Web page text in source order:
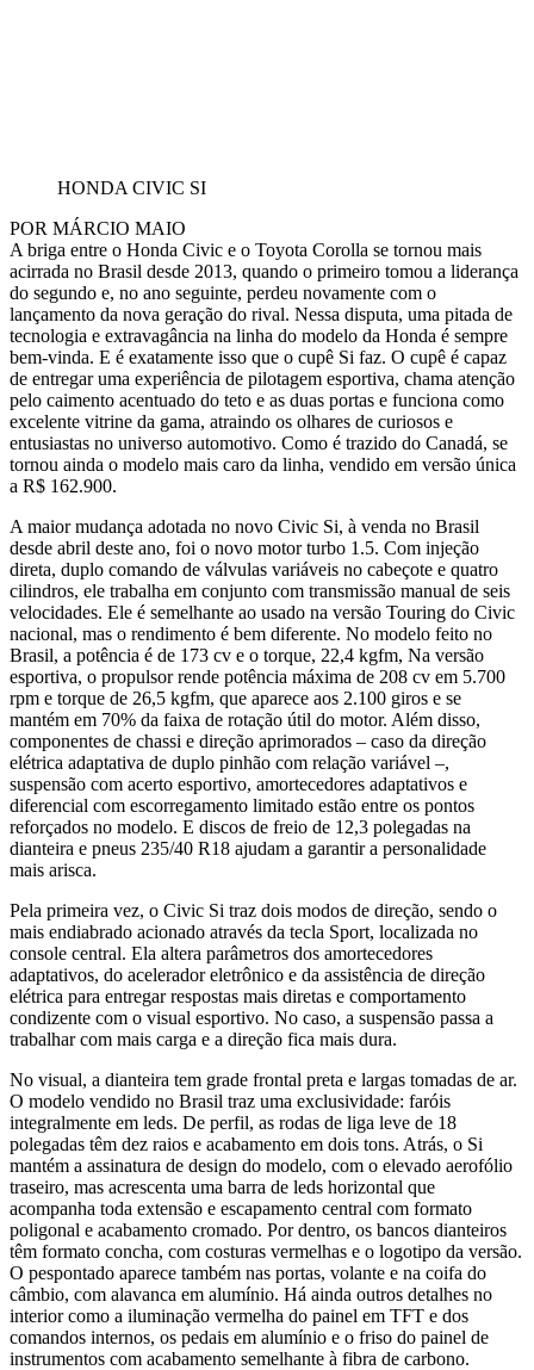
HONDA CIVIC SI
POR MÁRCIO MAIO
A briga entre o Honda Civic e o Toyota Corolla se tornou mais
acirrada no Brasil desde 2013, quando o primeiro tomou a liderança
do segundo e, no ano seguinte, perdeu novamente com o
lançamento da nova geração do rival. Nessa disputa, uma pitada de
tecnologia e extravagância na linha do modelo da Honda é sempre
bem-vinda. E é exatamente isso que o cupê Si faz. O cupê é capaz
de entregar uma experiência de pilotagem esportiva, chama atenção
pelo caimento acentuado do teto e as duas portas e funciona como
excelente vitrine da gama, atraindo os olhares de curiosos e
entusiastas no universo automotivo. Como é trazido do Canadá, se
tornou ainda o modelo mais caro da linha, vendido em versão única
a R$ 162.900.
A maior mudança adotada no novo Civic Si, à venda no Brasil
desde abril deste ano, foi o novo motor turbo 1.5. Com injeção
direta, duplo comando de válvulas variáveis no cabeçote e quatro
cilindros, ele trabalha em conjunto com transmissão manual de seis
velocidades. Ele é semelhante ao usado na versão Touring do Civic
nacional, mas o rendimento é bem diferente. No modelo feito no
Brasil, a potência é de 173 cv e o torque, 22,4 kgfm, Na versão
esportiva, o propulsor rende potência máxima de 208 cv em 5.700
rpm e torque de 26,5 kgfm, que aparece aos 2.100 giros e se
mantém em 70% da faixa de rotação útil do motor. Além disso,
componentes de chassi e direção aprimorados – caso da direção
elétrica adaptativa de duplo pinhão com relação variável –,
suspensão com acerto esportivo, amortecedores adaptativos e
diferencial com escorregamento limitado estão entre os pontos
reforçados no modelo. E discos de freio de 12,3 polegadas na
dianteira e pneus 235/40 R18 ajudam a garantir a personalidade
mais arisca.
Pela primeira vez, o Civic Si traz dois modos de direção, sendo o
mais endiabrado acionado através da tecla Sport, localizada no
console central. Ela altera parâmetros dos amortecedores
adaptativos, do acelerador eletrônico e da assistência de direção
elétrica para entregar respostas mais diretas e comportamento
condizente com o visual esportivo. No caso, a suspensão passa a
trabalhar com mais carga e a direção fica mais dura.
No visual, a dianteira tem grade frontal preta e largas tomadas de ar.
O modelo vendido no Brasil traz uma exclusividade: faróis
integralmente em leds. De perfil, as rodas de liga leve de 18
polegadas têm dez raios e acabamento em dois tons. Atrás, o Si
mantém a assinatura de design do modelo, com o elevado aerofólio
traseiro, mas acrescenta uma barra de leds horizontal que
acompanha toda extensão e escapamento central com formato
poligonal e acabamento cromado. Por dentro, os bancos dianteiros
têm formato concha, com costuras vermelhas e o logotipo da versão.
O pespontado aparece também nas portas, volante e na coifa do
câmbio, com alavanca em alumínio. Há ainda outros detalhes no
interior como a iluminação vermelha do painel em TFT e dos
comandos internos, os pedais em alumínio e o friso do painel de
instrumentos com acabamento semelhante à fibra de carbono.